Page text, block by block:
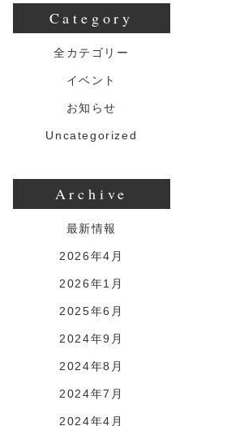
Category
全カテゴリー
イベント
お知らせ
Uncategorized
Archive
最新情報
2026年4月
2026年1月
2025年6月
2024年9月
2024年8月
2024年7月
2024年4月